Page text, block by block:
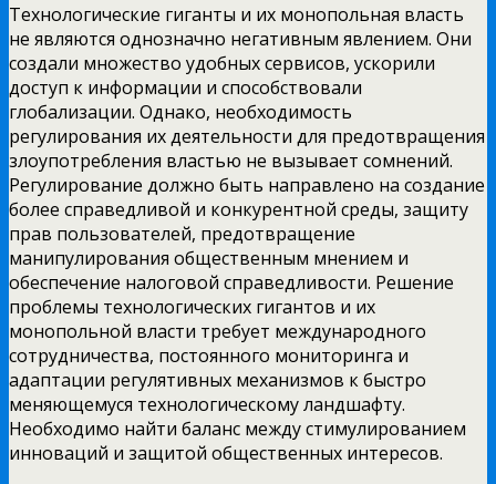
Технологические гиганты и их монопольная власть
не являются однозначно негативным явлением. Они
создали множество удобных сервисов, ускорили
доступ к информации и способствовали
глобализации. Однако, необходимость
регулирования их деятельности для предотвращения
злоупотребления властью не вызывает сомнений.
Регулирование должно быть направлено на создание
более справедливой и конкурентной среды, защиту
прав пользователей, предотвращение
манипулирования общественным мнением и
обеспечение налоговой справедливости. Решение
проблемы технологических гигантов и их
монопольной власти требует международного
сотрудничества, постоянного мониторинга и
адаптации регулятивных механизмов к быстро
меняющемуся технологическому ландшафту.
Необходимо найти баланс между стимулированием
инноваций и защитой общественных интересов.